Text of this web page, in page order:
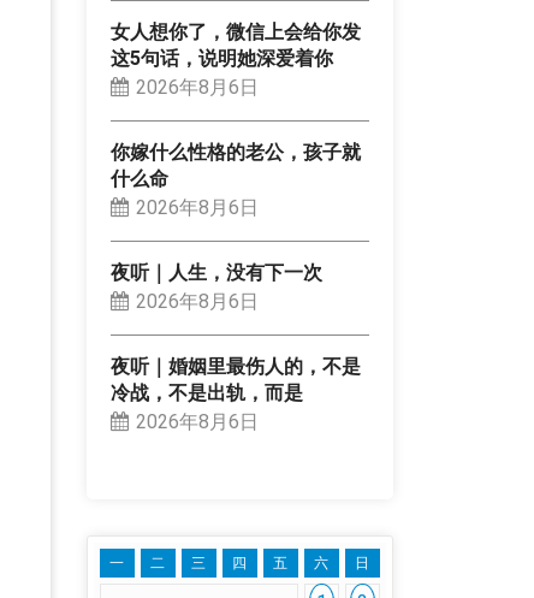
女人想你了，微信上会给你发
这5句话，说明她深爱着你
2026年8月6日
你嫁什么性格的老公，孩子就
什么命
2026年8月6日
夜听｜人生，没有下一次
2026年8月6日
夜听｜婚姻里最伤人的，不是
冷战，不是出轨，而是
2026年8月6日
一 二 三 四 五 六 日